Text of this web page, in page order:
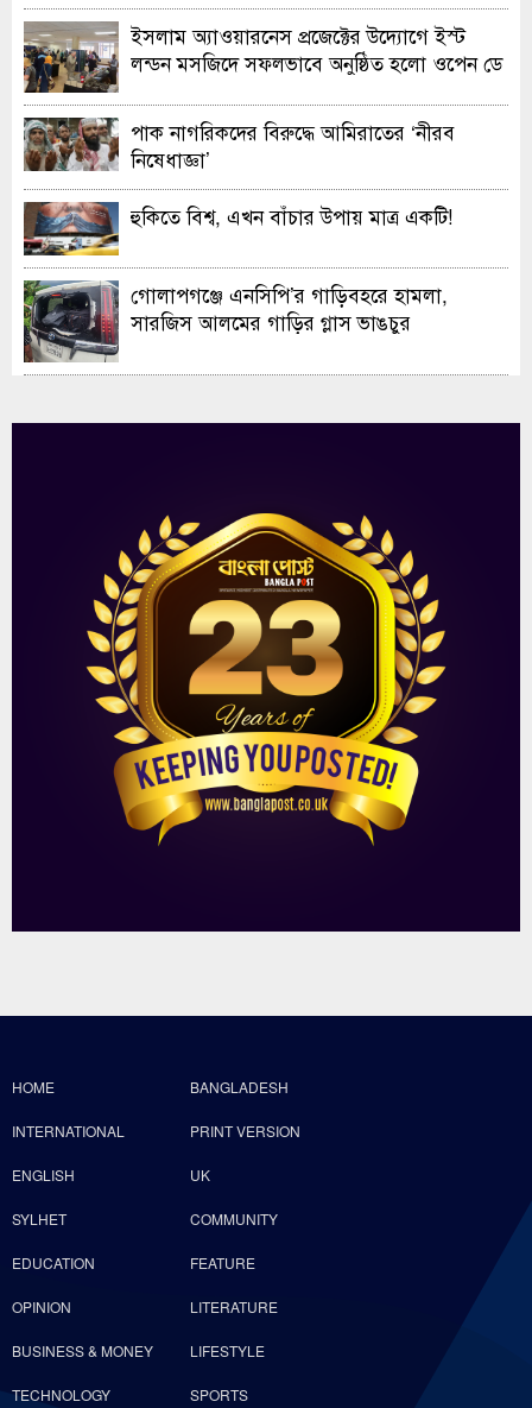
ইসলাম অ্যাওয়ারনেস প্রজেক্টের উদ্যোগে ইস্ট
লন্ডন মসজিদে সফলভাবে অনুষ্ঠিত হলো ওপেন ডে
পাক নাগরিকদের বিরুদ্ধে আমিরাতের ‘নীরব
নিষেধাজ্ঞা’
হুকিতে বিশ্ব, এখন বাঁচার উপায় মাত্র একটি!
গোলাপগঞ্জে এনসিপি’র গাড়িবহরে হামলা,
সারজিস আলমের গাড়ির গ্লাস ভাঙচুর
HOME BANGLADESH
INTERNATIONAL PRINT VERSION
ENGLISH UK
SYLHET COMMUNITY
EDUCATION FEATURE
OPINION LITERATURE
BUSINESS & MONEY LIFESTYLE
TECHNOLOGY SPORTS